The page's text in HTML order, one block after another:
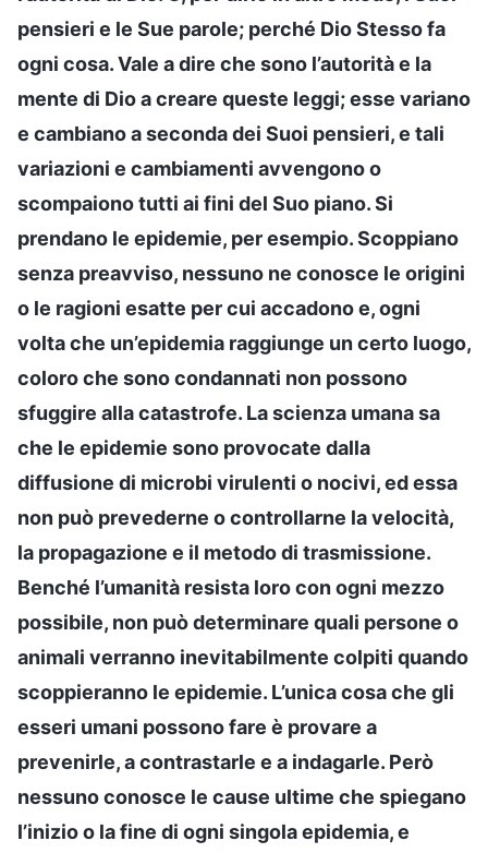
pensieri e le Sue parole; perché Dio Stesso fa
ogni cosa. Vale a dire che sono l’autorità e la
mente di Dio a creare queste leggi; esse variano
e cambiano a seconda dei Suoi pensieri, e tali
variazioni e cambiamenti avvengono o
scompaiono tutti ai fini del Suo piano. Si
prendano le epidemie, per esempio. Scoppiano
senza preavviso, nessuno ne conosce le origini
o le ragioni esatte per cui accadono e, ogni
volta che un’epidemia raggiunge un certo luogo,
coloro che sono condannati non possono
sfuggire alla catastrofe. La scienza umana sa
che le epidemie sono provocate dalla
diffusione di microbi virulenti o nocivi, ed essa
non può prevederne o controllarne la velocità,
la propagazione e il metodo di trasmissione.
Benché l’umanità resista loro con ogni mezzo
possibile, non può determinare quali persone o
animali verranno inevitabilmente colpiti quando
scoppieranno le epidemie. L’unica cosa che gli
esseri umani possono fare è provare a
prevenirle, a contrastarle e a indagarle. Però
nessuno conosce le cause ultime che spiegano
l’inizio o la fine di ogni singola epidemia, e